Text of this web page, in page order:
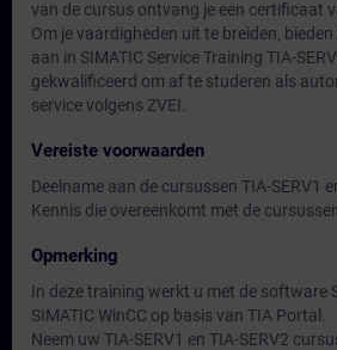
van de cursus ontvang je een certificaat
Om je vaardigheden uit te breiden,
aan in SIMATIC Service Training TIA-
gekwalificeerd om af te studeren als
service volgens ZVEI.
Vereiste voorwaarden
Deelname aan de cursussen TIA-SERV1
Kennis die overeenkomt met de
Opmerking
In deze training werkt u met de software
SIMATIC WinCC op basis van TIA Portal.
Neem uw TIA-SERV1 en TIA-SERV2